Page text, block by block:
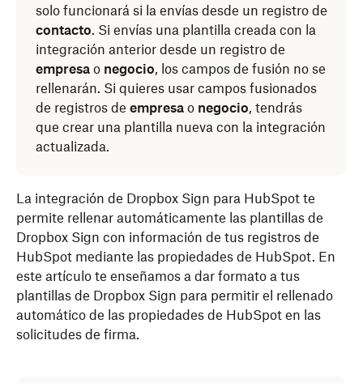
solo funcionará si la envías desde un registro de
contacto. Si envías una plantilla creada con la
integración anterior desde un registro de
empresa o negocio, los campos de fusión no se
rellenarán. Si quieres usar campos fusionados
de registros de empresa o negocio, tendrás
que crear una plantilla nueva con la integración
actualizada.
La integración de Dropbox Sign para HubSpot te
permite rellenar automáticamente las plantillas de
Dropbox Sign con información de tus registros de
HubSpot mediante las propiedades de HubSpot. En
este artículo te enseñamos a dar formato a tus
plantillas de Dropbox Sign para permitir el rellenado
automático de las propiedades de HubSpot en las
solicitudes de firma.